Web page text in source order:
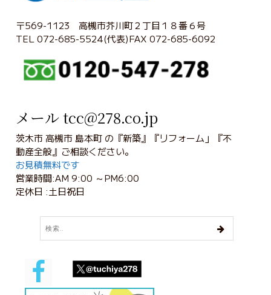
〒569-1123 高槻市芥川町２丁目１８番６号
TEL 072-685-5524(代表)FAX 072-685-6092
メール tcc@278.co.jp
茨木市 高槻市 島本町 の『新築』『リフォーム」『不
動産全般』ご相談ください。
お見積無料です
営業時間:AM 9:00 ～PM6:00
定休日 :土日祝日